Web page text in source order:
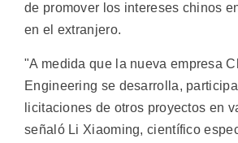
de promover los intereses chinos
en el extranjero.
"A medida que la nueva empresa
Engineering se desarrolla,
licitaciones de otros proyectos en
señaló Li Xiaoming, científico